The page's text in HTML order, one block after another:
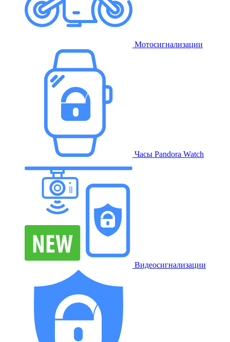
Мотосигнализации
Часы Pandora Watch
Видеосигнализации